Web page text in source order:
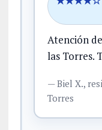
Atención
las Torres.
—Biel X.,
Torres